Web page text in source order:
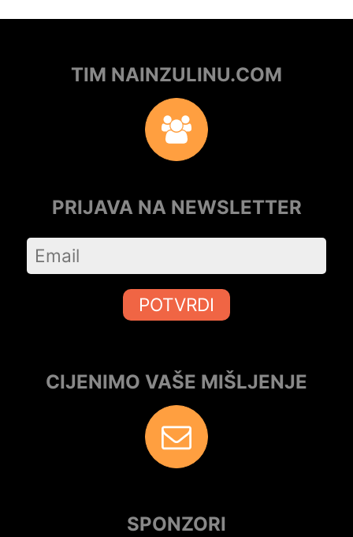
TIM NAINZULINU.COM
PRIJAVA NA NEWSLETTER
POTVRDI
CIJENIMO VAŠE MIŠLJENJE
SPONZORI